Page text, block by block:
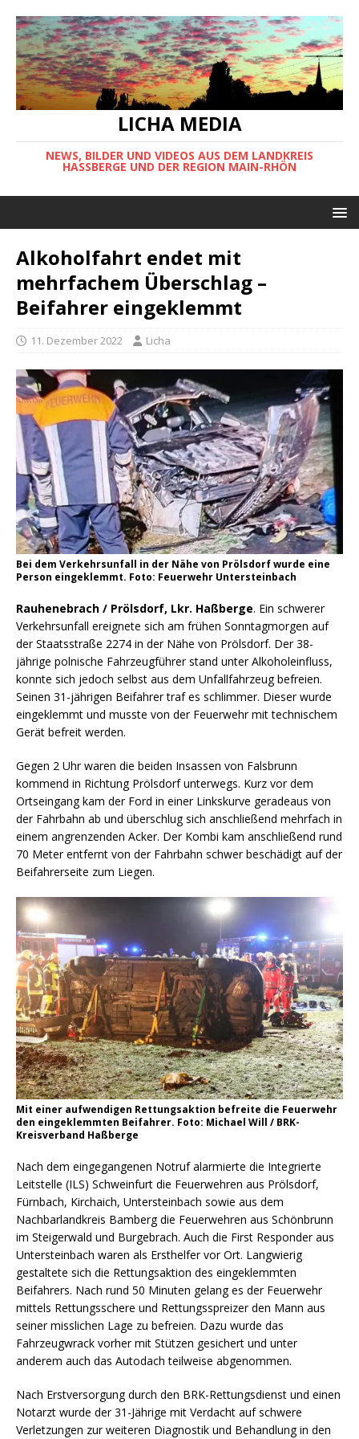
LICHA MEDIA
NEWS, BILDER UND VIDEOS AUS DEM LANDKREIS
HASSBERGE UND DER REGION MAIN-RHÖN
Alkoholfahrt endet mit
mehrfachem Überschlag –
Beifahrer eingeklemmt
11. Dezember 2022 Licha
Bei dem Verkehrsunfall in der Nähe von Prölsdorf wurde eine
Person eingeklemmt. Foto: Feuerwehr Untersteinbach
Rauhenebrach / Prölsdorf, Lkr. Haßberge. Ein schwerer
Verkehrsunfall ereignete sich am frühen Sonntagmorgen auf
der Staatsstraße 2274 in der Nähe von Prölsdorf. Der 38-
jährige polnische Fahrzeugführer stand unter Alkoholeinfluss,
konnte sich jedoch selbst aus dem Unfallfahrzeug befreien.
Seinen 31-jährigen Beifahrer traf es schlimmer. Dieser wurde
eingeklemmt und musste von der Feuerwehr mit technischem
Gerät befreit werden.
Gegen 2 Uhr waren die beiden Insassen von Falsbrunn
kommend in Richtung Prölsdorf unterwegs. Kurz vor dem
Ortseingang kam der Ford in einer Linkskurve geradeaus von
der Fahrbahn ab und überschlug sich anschließend mehrfach in
einem angrenzenden Acker. Der Kombi kam anschließend rund
70 Meter entfernt von der Fahrbahn schwer beschädigt auf der
Beifahrerseite zum Liegen.
Mit einer aufwendigen Rettungsaktion befreite die Feuerwehr
den eingeklemmten Beifahrer. Foto: Michael Will / BRK-
Kreisverband Haßberge
Nach dem eingegangenen Notruf alarmierte die Integrierte
Leitstelle (ILS) Schweinfurt die Feuerwehren aus Prölsdorf,
Fürnbach, Kirchaich, Untersteinbach sowie aus dem
Nachbarlandkreis Bamberg die Feuerwehren aus Schönbrunn
im Steigerwald und Burgebrach. Auch die First Responder aus
Untersteinbach waren als Ersthelfer vor Ort. Langwierig
gestaltete sich die Rettungsaktion des eingeklemmten
Beifahrers. Nach rund 50 Minuten gelang es der Feuerwehr
mittels Rettungsschere und Rettungsspreizer den Mann aus
seiner misslichen Lage zu befreien. Dazu wurde das
Fahrzeugwrack vorher mit Stützen gesichert und unter
anderem auch das Autodach teilweise abgenommen.
Nach Erstversorgung durch den BRK-Rettungsdienst und einen
Notarzt wurde der 31-Jährige mit Verdacht auf schwere
Verletzungen zur weiteren Diagnostik und Behandlung in den